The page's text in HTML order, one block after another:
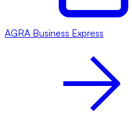
AGRA Business Express